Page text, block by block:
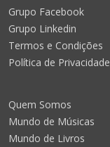
Grupo Facebook
Grupo Linkedin
Termos e Condições
Política de Privacidade
Quem Somos
Mundo de Músicas
Mundo de Livros